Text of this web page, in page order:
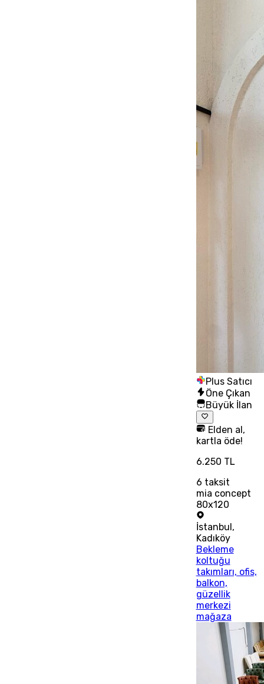
Plus Satıcı
Öne Çıkan
Büyük İlan
Elden al,
kartla öde!
6.250 TL
6 taksit
mia concept
80x120
İstanbul ,
Kadıköy
Bekleme
koltuğu
takımları, ofis,
balkon,
güzellik
merkezi
mağaza